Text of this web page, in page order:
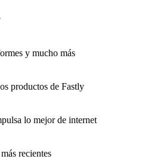
y mucho más
productos de Fastly
lo mejor de internet
recientes